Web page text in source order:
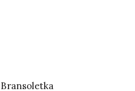
Bransoletka